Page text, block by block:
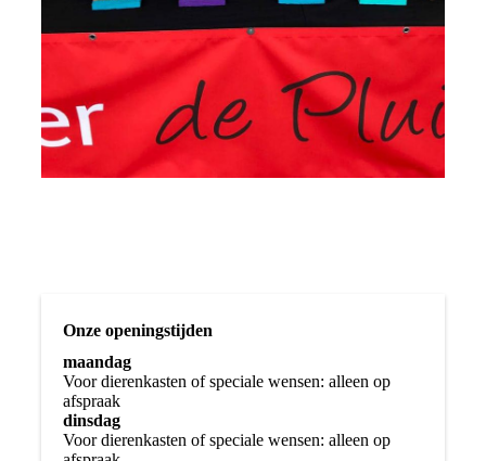
Onze openingstijden
maandag
Voor dierenkasten of speciale wensen: alleen op
afspraak
dinsdag
Voor dierenkasten of speciale wensen: alleen op